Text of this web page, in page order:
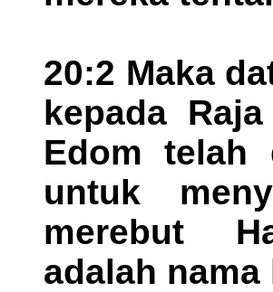
20:2 Maka
kepada
Edom telah
untuk
merebut
adalah